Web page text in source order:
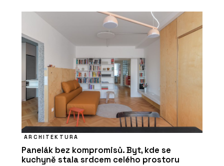
ARCHITEKTURA
Panelák bez kompromisů. Byt, kde se
kuchyně stala srdcem celého prostoru